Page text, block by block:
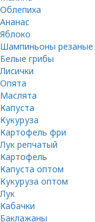
Облепиха
Ананас
Яблоко
Шампиньоны резаные
Белые грибы
Лисички
Опята
Маслята
Капуста
Кукуруза
Картофель фри
Лук репчатый
Картофель
Капуста оптом
Кукуруза оптом
Лук
Кабачки
Баклажаны